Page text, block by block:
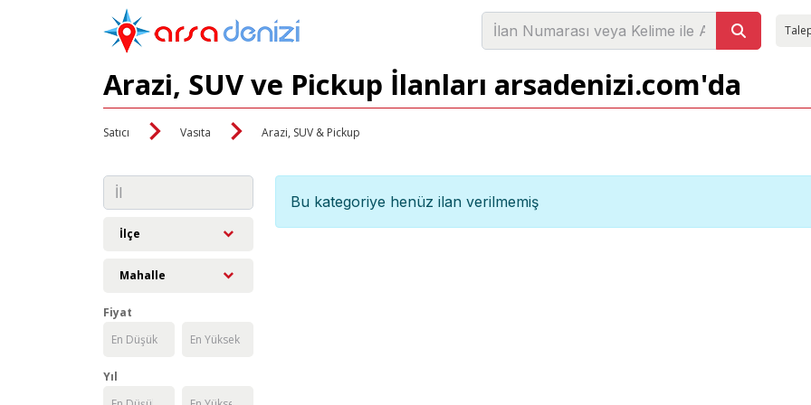
Arazi, SUV ve Pickup İlanları arsadenizi.com'da
Satıcı Vasıta Arazi, SUV & Pickup
İlçe
Mahalle
Fiyat
Yıl
Bu kategoriye henüz ilan verilmemiş